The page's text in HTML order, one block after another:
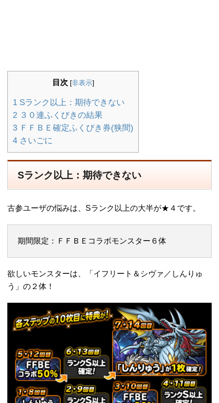
目次 [非表示]
1 Sランク以上：期待できない
2 ３０連ふくびきの結果
3 ＦＦＢＥ確定ふくびき券(狭間)
4 さいごに
Sランク以上：期待できない
古参ユーザの悩みは、Sランク以上の大半が★４です。
期間限定：ＦＦＢＥコラボモンスター６体
欲しいモンスターは、「イフリート＆シヴァ／しんりゅ
う」の２体！